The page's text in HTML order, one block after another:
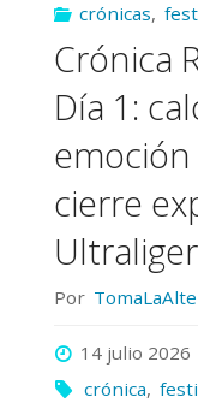
crónicas,
Crónica
Día 1:
cierre
Por
14 julio 2026
crónica,